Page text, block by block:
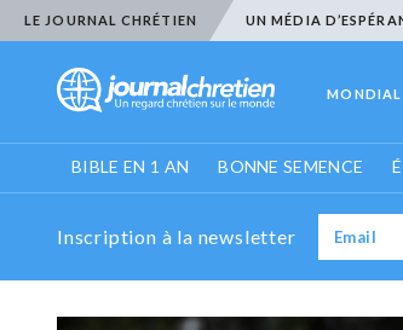
LE JOURNAL CHRÉTIEN UN MÉDIA
MONDIAL
BIBLE EN 1 AN BONNE SEMENCE
Inscription à la newsletter